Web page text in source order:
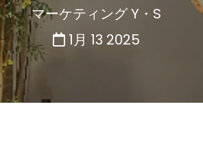
マーケティング Y・S
1月 13 2025